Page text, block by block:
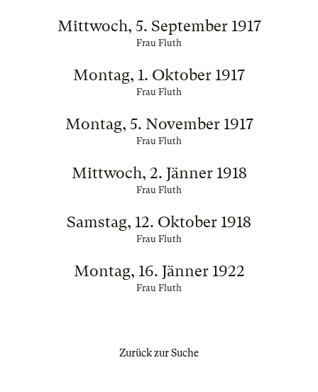
Mittwoch, 5. September 1917
Frau Fluth
Montag, 1. Oktober 1917
Frau Fluth
Montag, 5. November 1917
Frau Fluth
Mittwoch, 2. Jänner 1918
Frau Fluth
Samstag, 12. Oktober 1918
Frau Fluth
Montag, 16. Jänner 1922
Frau Fluth
Zurück zur Suche